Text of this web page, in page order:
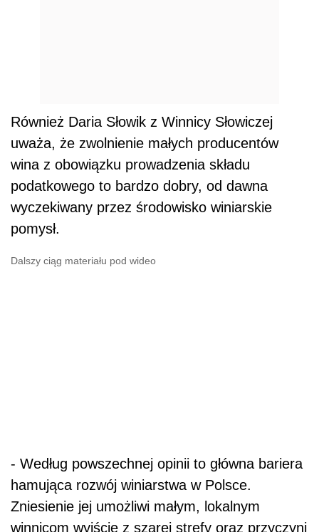
Również Daria Słowik z Winnicy Słowiczej
uważa, że zwolnienie małych producentów
wina z obowiązku prowadzenia składu
podatkowego to bardzo dobry, od dawna
wyczekiwany przez środowisko winiarskie
pomysł.
Dalszy ciąg materiału pod wideo
- Według powszechnej opinii to główna bariera
hamująca rozwój winiarstwa w Polsce.
Zniesienie jej umożliwi małym, lokalnym
winnicom wyjście z szarej strefy oraz przyczyni